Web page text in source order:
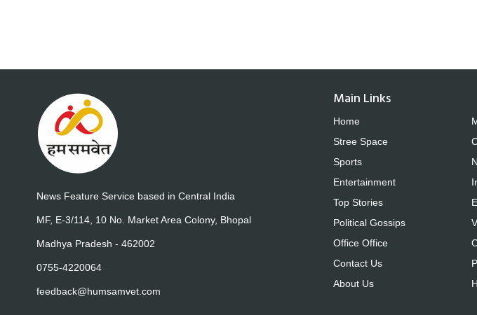
News Feature Service based in Central India
MF, E-3/114, 10 No. Market Area Colony, Bhopal
Madhya Pradesh - 462002
0755-4220064
feedback@humsamvet.com
Main Links
Home
Stree Space
Sports
Entertainment
Top Stories
Political Gossips
Office Office
Contact Us
About Us